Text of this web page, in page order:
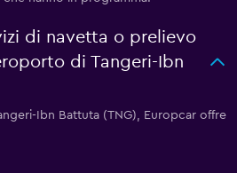
di navetta o prelievo
di Tangeri-Ibn
Ibn Battuta (TNG), Europcar offre